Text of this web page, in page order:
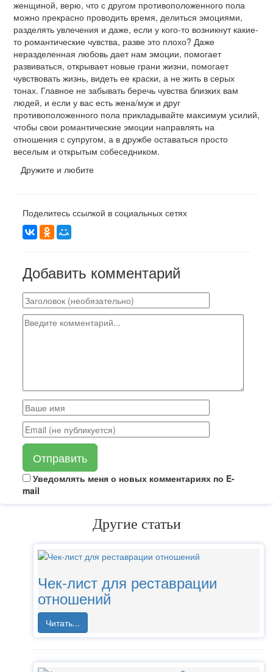
женщиной, верю, что с другом противоположенного пола
можно прекрасно проводить время, делиться эмоциями,
разделять увлечения и даже, если у кого-то возникнут какие-
то романтические чувства, разве это плохо? Даже
неразделенная любовь дает нам эмоции, помогает
развиваться, открывает новые грани жизни, помогает
чувствовать жизнь, видеть ее краски, а не жить в серых
тонах. Главное не забывать беречь чувства близких вам
людей, и если у вас есть жена/муж и друг
противоположенного пола прикладывайте максимум усилий,
чтобы свои романтические эмоции направлять на
отношения с супругом, а в дружбе оставаться просто
веселым и открытым собеседником.
Дружите и любите
Поделитесь ссылкой в социальных сетях
Добавить комментарий
Отправить
Уведомлять меня о новых комментариях по E-
mail
Другие статьи
Чек-лист для реставрации
отношений
Читать...